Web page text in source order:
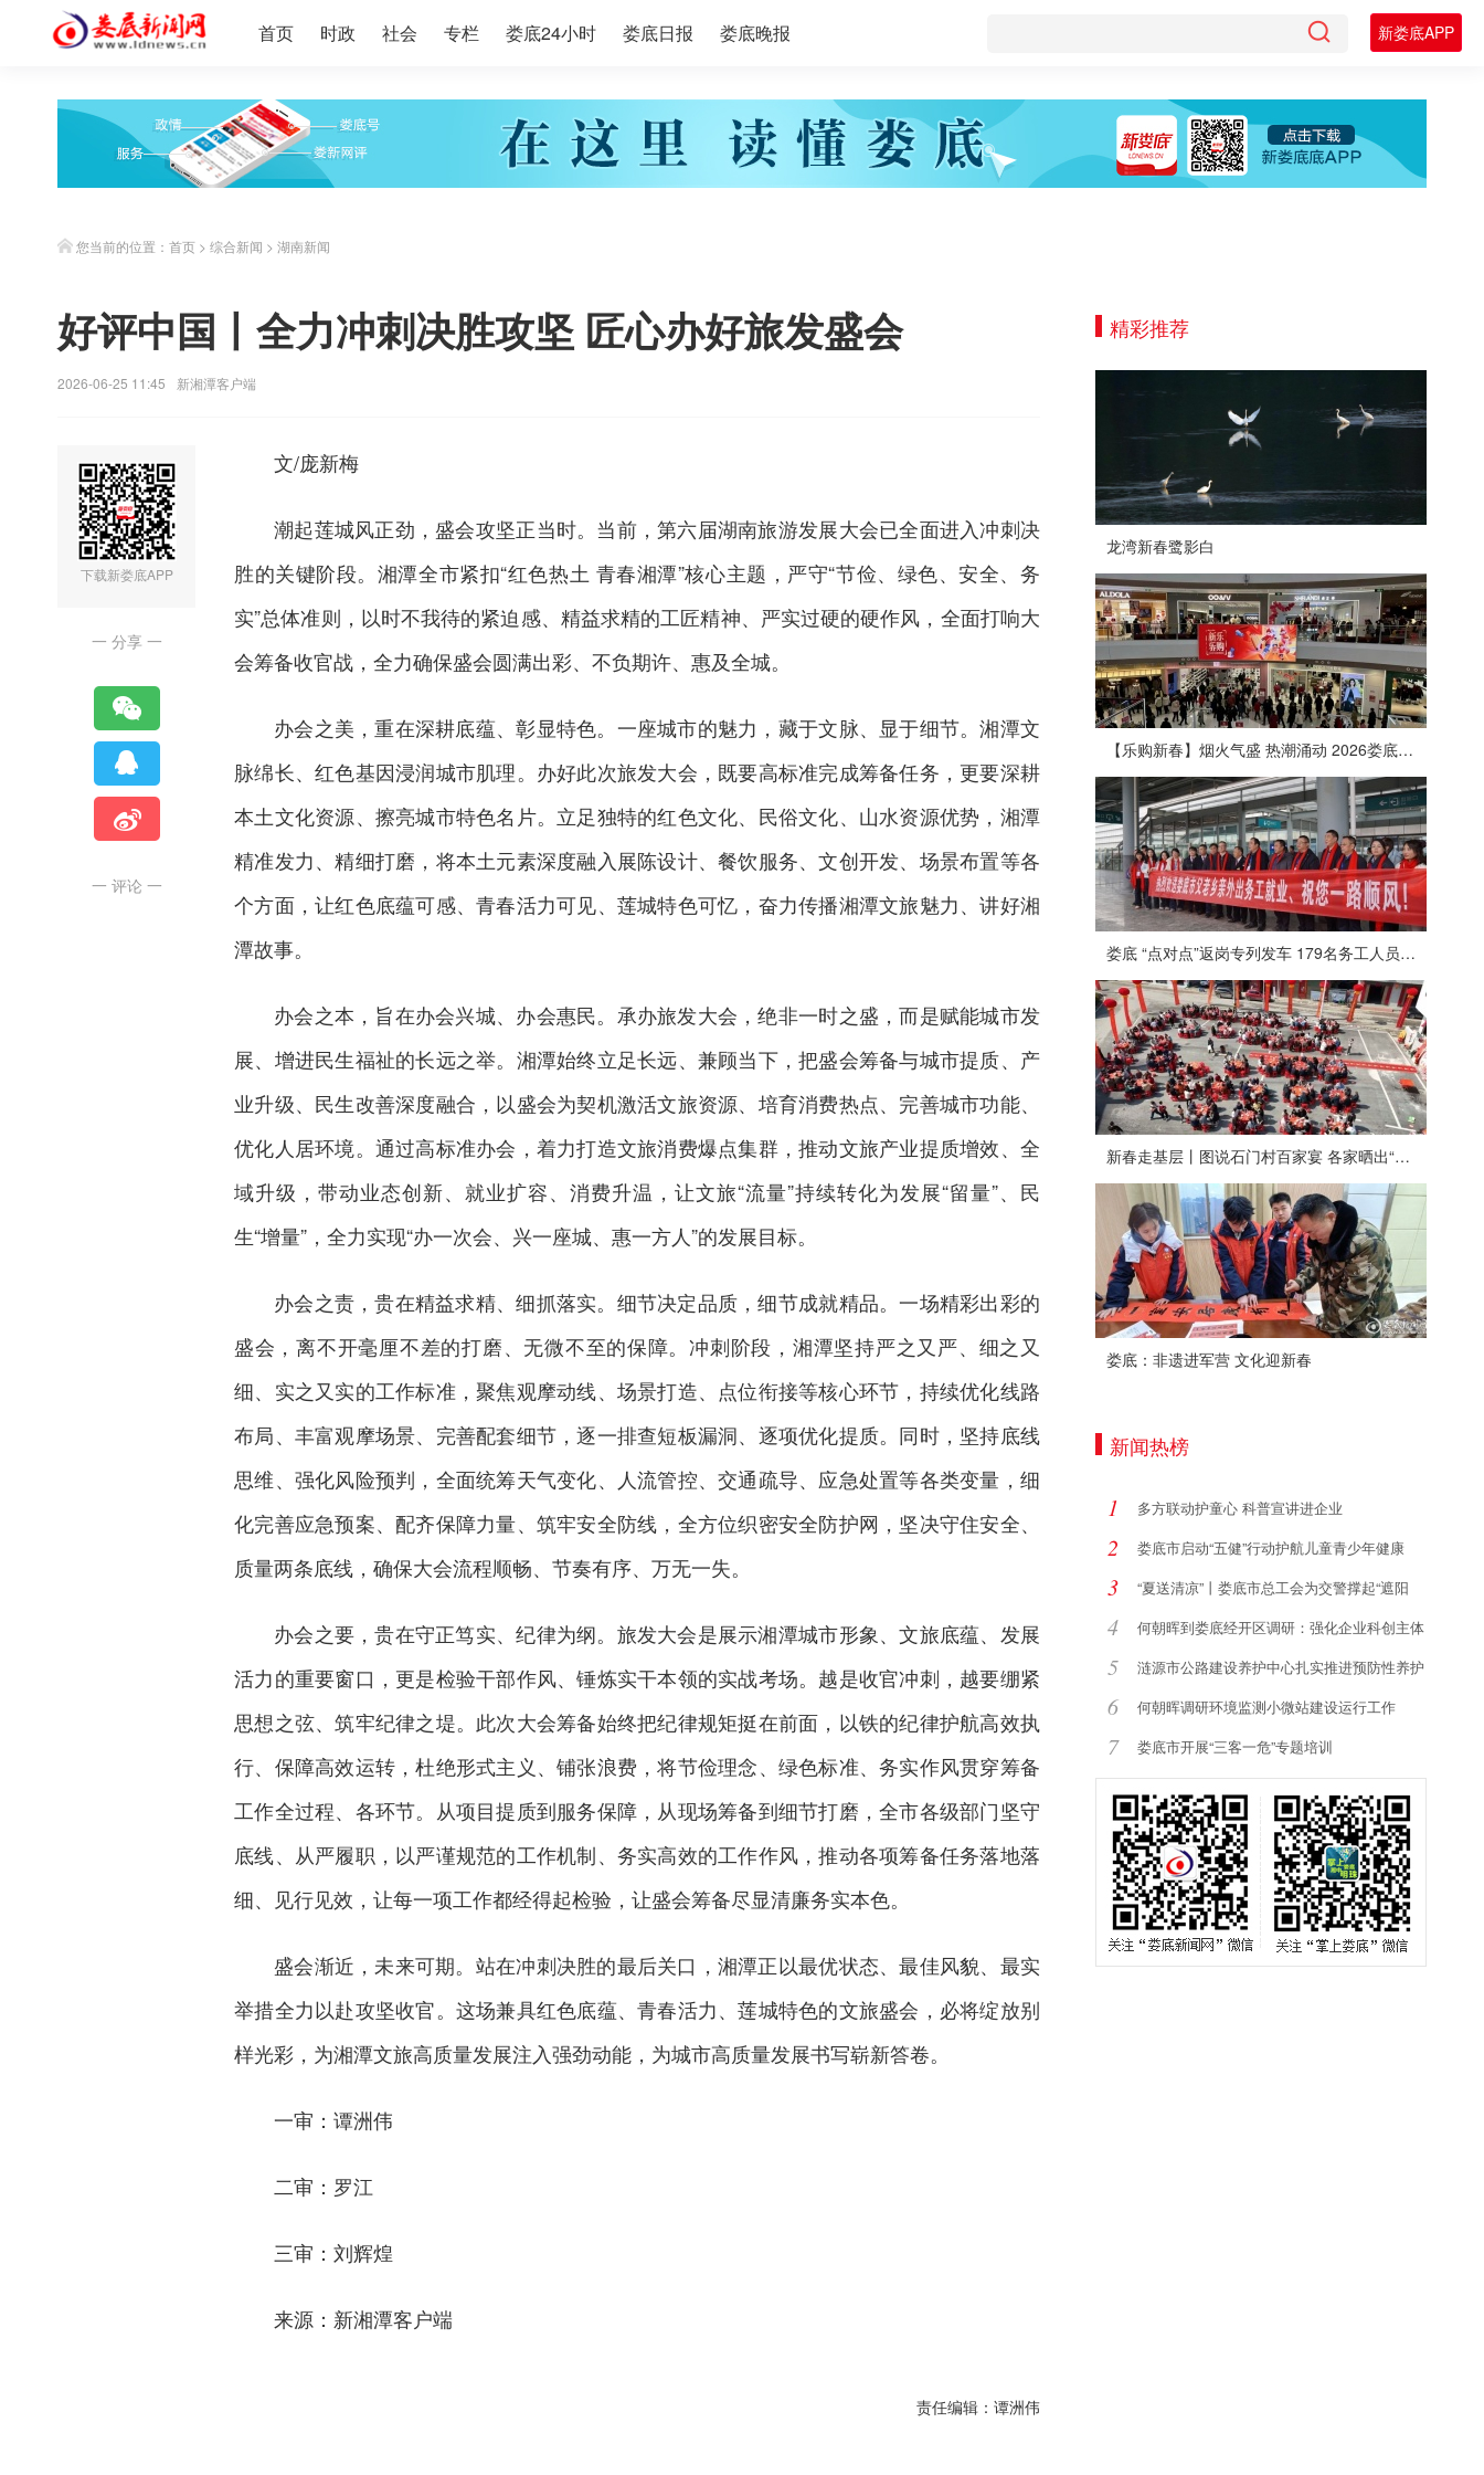
首页 时政 社会 专栏 娄底24小时 娄底日报 娄底晚报 新娄底APP
您当前的位置： 首页 > 综合新闻 > 湖南新闻
好评中国丨全力冲刺决胜攻坚 匠心办好旅发盛会
2026-06-25 11:45 新湘潭客户端
下载新娄底APP
一 分享 一
一 评论 一
文/庞新梅
潮起莲城风正劲，盛会攻坚正当时。当前，第六届湖南旅游发展大会已全面进入冲刺决
胜的关键阶段。湘潭全市紧扣“红色热土 青春湘潭”核心主题，严守“节俭、绿色、安全、务
实”总体准则，以时不我待的紧迫感、精益求精的工匠精神、严实过硬的硬作风，全面打响大
会筹备收官战，全力确保盛会圆满出彩、不负期许、惠及全城。
办会之美，重在深耕底蕴、彰显特色。一座城市的魅力，藏于文脉、显于细节。湘潭文
脉绵长、红色基因浸润城市肌理。办好此次旅发大会，既要高标准完成筹备任务，更要深耕
本土文化资源、擦亮城市特色名片。立足独特的红色文化、民俗文化、山水资源优势，湘潭
精准发力、精细打磨，将本土元素深度融入展陈设计、餐饮服务、文创开发、场景布置等各
个方面，让红色底蕴可感、青春活力可见、莲城特色可忆，奋力传播湘潭文旅魅力、讲好湘
潭故事。
办会之本，旨在办会兴城、办会惠民。承办旅发大会，绝非一时之盛，而是赋能城市发
展、增进民生福祉的长远之举。湘潭始终立足长远、兼顾当下，把盛会筹备与城市提质、产
业升级、民生改善深度融合，以盛会为契机激活文旅资源、培育消费热点、完善城市功能、
优化人居环境。通过高标准办会，着力打造文旅消费爆点集群，推动文旅产业提质增效、全
域升级，带动业态创新、就业扩容、消费升温，让文旅“流量”持续转化为发展“留量”、民
生“增量”，全力实现“办一次会、兴一座城、惠一方人”的发展目标。
办会之责，贵在精益求精、细抓落实。细节决定品质，细节成就精品。一场精彩出彩的
盛会，离不开毫厘不差的打磨、无微不至的保障。冲刺阶段，湘潭坚持严之又严、细之又
细、实之又实的工作标准，聚焦观摩动线、场景打造、点位衔接等核心环节，持续优化线路
布局、丰富观摩场景、完善配套细节，逐一排查短板漏洞、逐项优化提质。同时，坚持底线
思维、强化风险预判，全面统筹天气变化、人流管控、交通疏导、应急处置等各类变量，细
化完善应急预案、配齐保障力量、筑牢安全防线，全方位织密安全防护网，坚决守住安全、
质量两条底线，确保大会流程顺畅、节奏有序、万无一失。
办会之要，贵在守正笃实、纪律为纲。旅发大会是展示湘潭城市形象、文旅底蕴、发展
活力的重要窗口，更是检验干部作风、锤炼实干本领的实战考场。越是收官冲刺，越要绷紧
思想之弦、筑牢纪律之堤。此次大会筹备始终把纪律规矩挺在前面，以铁的纪律护航高效执
行、保障高效运转，杜绝形式主义、铺张浪费，将节俭理念、绿色标准、务实作风贯穿筹备
工作全过程、各环节。从项目提质到服务保障，从现场筹备到细节打磨，全市各级部门坚守
底线、从严履职，以严谨规范的工作机制、务实高效的工作作风，推动各项筹备任务落地落
细、见行见效，让每一项工作都经得起检验，让盛会筹备尽显清廉务实本色。
盛会渐近，未来可期。站在冲刺决胜的最后关口，湘潭正以最优状态、最佳风貌、最实
举措全力以赴攻坚收官。这场兼具红色底蕴、青春活力、莲城特色的文旅盛会，必将绽放别
样光彩，为湘潭文旅高质量发展注入强劲动能，为城市高质量发展书写崭新答卷。
一审：谭洲伟
二审：罗江
三审：刘辉煌
来源：新湘潭客户端
责任编辑：谭洲伟
精彩推荐
龙湾新春鹭影白
【乐购新春】烟火气盛 热潮涌动 2026娄底春节消费市场喜迎“开门红”
娄底 “点对点”返岗专列发车 179名务工人员免费赴沪
新春走基层丨图说石门村百家宴 各家晒出“拿手菜”
娄底：非遗进军营 文化迎新春
新闻热榜
1 多方联动护童心 科普宣讲进企业
2 娄底市启动“五健”行动护航儿童青少年健康
3 “夏送清凉”丨娄底市总工会为交警撑起“遮阳
4
何朝晖到娄底经开区调研：强化企业科创主体
5
涟源市公路建设养护中心扎实推进预防性养护
6 何朝晖调研环境监测小微站建设运行工作
7 娄底市开展“三客一危”专题培训